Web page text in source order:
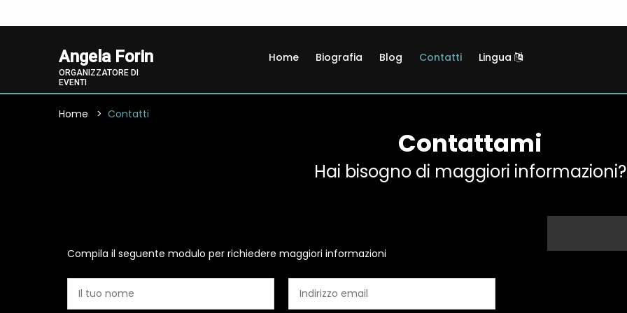
Angela Forin
ORGANIZZATORE DI
EVENTI
Home Biografia Blog Contatti Lingua
Home Contatti
Contattami
Hai bisogno di maggiori informazioni?
Compila il seguente modulo per richiedere maggiori informazioni